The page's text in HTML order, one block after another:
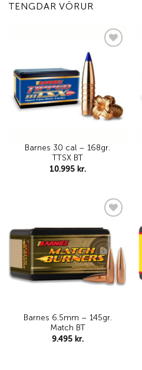
TENGDAR VÖRUR
Barnes 30 cal – 168gr.
TTSX BT
10.995 kr.
wishlist
Barnes 6.5mm – 145gr.
Match BT
9.495 kr.